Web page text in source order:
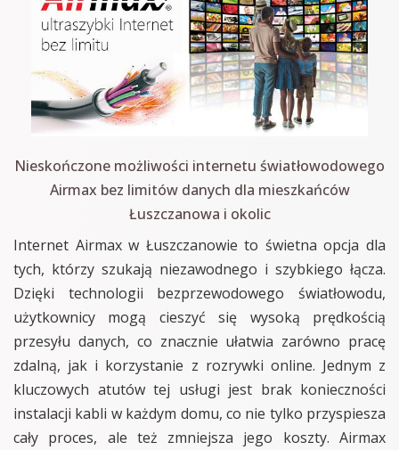
Nieskończone możliwości internetu światłowodowego
Airmax bez limitów danych dla mieszkańców
Łuszczanowa i okolic
Internet Airmax w Łuszczanowie to świetna opcja dla
tych, którzy szukają niezawodnego i szybkiego łącza.
Dzięki technologii bezprzewodowego światłowodu,
użytkownicy mogą cieszyć się wysoką prędkością
przesyłu danych, co znacznie ułatwia zarówno pracę
zdalną, jak i korzystanie z rozrywki online. Jednym z
kluczowych atutów tej usługi jest brak konieczności
instalacji kabli w każdym domu, co nie tylko przyspiesza
cały proces, ale też zmniejsza jego koszty. Airmax